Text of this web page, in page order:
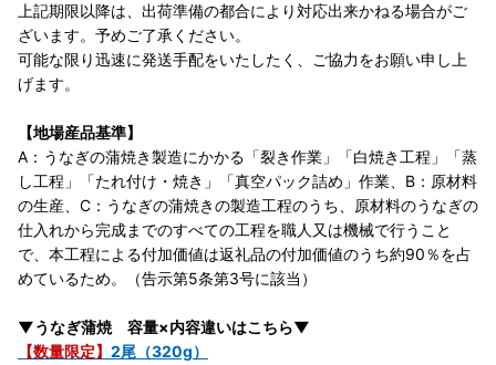
上記期限以降は、出荷準備の都合により対応出来かねる場合がご
ざいます。予めご了承ください。
可能な限り迅速に発送手配をいたしたく、ご協力をお願い申し上
げます。
【地場産品基準】
A：うなぎの蒲焼き製造にかかる「裂き作業」「白焼き工程」「蒸
し工程」「たれ付け・焼き」「真空パック詰め」作業、B：原材料
の生産、C：うなぎの蒲焼きの製造工程のうち、原材料のうなぎの
仕入れから完成までのすべての工程を職人又は機械で行うこと
で、本工程による付加価値は返礼品の付加価値のうち約90％を占
めているため。（告示第5条第3号に該当）
▼うなぎ蒲焼 容量×内容違いはこちら▼
【数量限定】 2尾（320g）